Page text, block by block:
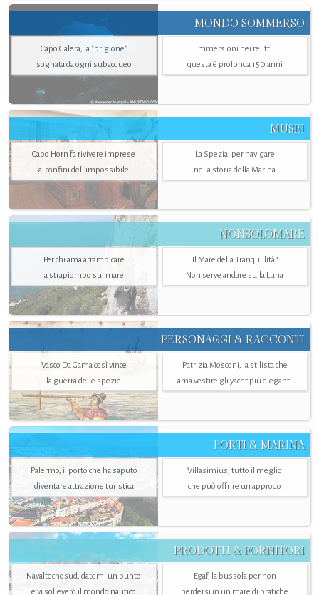
MONDO SOMMERSO
Capo Galera, la "prigione"
sognata da ogni subacqueo
Immersioni nei relitti:
questa è profonda 150 anni
MUSEI
Capo Horn fa rivivere imprese
ai confini dell’impossibile
La Spezia. per navigare
nella storia della Marina
NONSOLOMARE
Per chi ama arrampicare
a strapiombo sul mare
Il Mare della Tranquillità?
Non serve andare sulla Luna
PERSONAGGI & RACCONTI
Vasco Da Gama così vince
la guerra delle spezie
Patrizia Mosconi, la stilista che
ama vestire gli yacht più eleganti
PORTI & MARINA
Palermo, il porto che ha saputo
diventare attrazione turistica
Villasimius, tutto il meglio
che può offrire un approdo
PRODOTTI & FORNITORI
Navaltecnosud, datemi un punto
e vi solleverò il mondo nautico
Egaf, la bussola per non
perdersi in un mare di pratiche